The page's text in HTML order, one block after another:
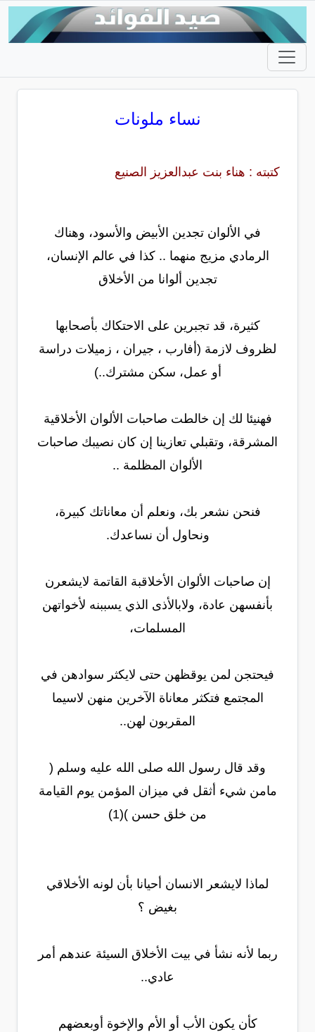
نساء ملونات
كتبته : هناء بنت عبدالعزيز الصنيع
في الألوان تجدين الأبيض والأسود، وهناك
الرمادي مزيج منهما .. كذا في عالم الإنسان،
تجدين ألوانا من الأخلاق
كثيرة، قد تجبرين على الاحتكاك بأصحابها
لظروف لازمة (أفارب ، جيران ، زميلات دراسة
أو عمل، سكن مشترك..)
فهنيئا لك إن خالطت صاحبات الألوان الأخلاقية
المشرقة، وتقبلي تعازينا إن كان نصيبك صاحبات
الألوان المظلمة ..
فنحن نشعر بك، ونعلم أن معاناتك كبيرة،
ونحاول أن نساعدك.
إن صاحبات الألوان الأخلاقبة القاتمة لايشعرن
بأنفسهن عادة، ولابالأذى الذي يسببنه لأخواتهن
المسلمات،
فيحتجن لمن يوقظهن حتى لايكثر سوادهن في
المجتمع فتكثر معاناة الآخرين منهن لاسيما
المقربون لهن..
وقد قال رسول الله صلى الله عليه وسلم (
مامن شيء أثقل في ميزان المؤمن يوم القيامة
من خلق حسن )(1)
لماذا لايشعر الانسان أحيانا بأن لونه الأخلاقي
بغيض ؟
ربما لأنه نشأ في بيت الأخلاق السيئة عندهم أمر
عادي..
كأن يكون الأب أو الأم والإخوة أوبعضهم